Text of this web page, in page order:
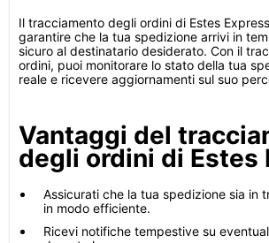
Il tracciamento degli ordini di Estes
garantire che la tua spedizione arrivi in
sicuro al destinatario desiderato. Con il
ordini, puoi monitorare lo stato della tua
reale e ricevere aggiornamenti sul suo
Vantaggi del
degli ordini di Estes
Assicurati che la tua spedizione sia in
in modo efficiente.
Ricevi notifiche tempestive su